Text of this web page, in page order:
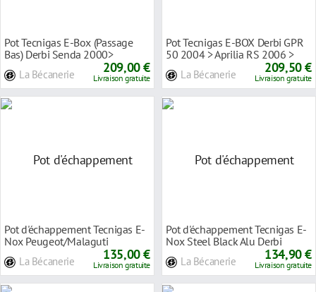
Pot Tecnigas E-Box (Passage
Bas) Derbi Senda 2000>
La Bécanerie 209,00 €
Livraison gratuite
Pot Tecnigas E-BOX Derbi GPR
50 2004 > Aprilia RS 2006 >
La Bécanerie 209,50 €
Livraison gratuite
Pot d'échappement Tecnigas E-
Nox Peugeot/Malaguti
La Bécanerie 135,00 €
Livraison gratuite
Pot d'échappement Tecnigas E-
Nox Steel Black Alu Derbi
La Bécanerie 134,90 €
Livraison gratuite